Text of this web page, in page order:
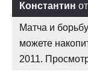
Константин
Матча и
можете
2011.